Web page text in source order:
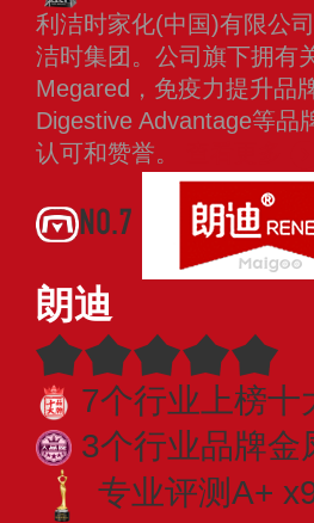
利洁时家化(中国)有限公
洁时集团。公司旗下拥有
Megared，免疫力提升品
Digestive Advantage等品
认可和赞誉。
NO.7
朗迪
7个行业上榜十
3个行业品牌金
专业评测A+